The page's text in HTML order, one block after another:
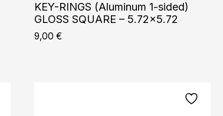
KEY-RINGS (Aluminum 1-sided)
GLOSS SQUARE – 5.72×5.72
9,00 €